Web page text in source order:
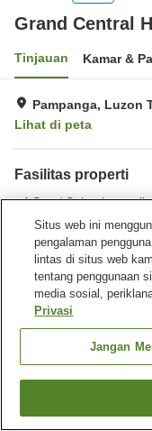
Grand Central
Tinjauan Kamar &
Pampanga, Luzon
Lihat di peta
Fasilitas properti
Spa / Salon
Bar
Beranda Filipina
Grand Central Hotel
Situs web ini
pengalaman
lintas di situs web
tentang penggunaan
media sosial,
Privasi
Jangan